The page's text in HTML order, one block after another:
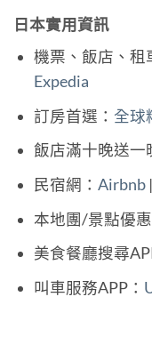
日本實用資訊
機票、飯店、租
Expedia
訂房首選： 全球
飯店滿十晚送一
民宿網： Airbnb|
本地團/景點優惠
美食餐廳搜尋
叫車服務APP：